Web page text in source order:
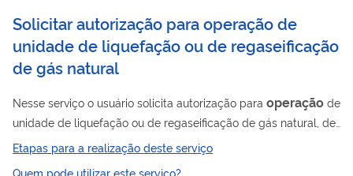
Solicitar autorização para operação de
unidade de liquefação ou de regaseificação
de gás natural
Nesse serviço o usuário solicita autorização para operação de
unidade de liquefação ou de regaseificação de gás natural, de
acordo com a Resolução ANP Nº 52/2015 . Para utilizar esse
serviço você deve ter um cadastro como usuário externo do
Etapas para a realização deste serviço
Quem pode utilizar este serviço?